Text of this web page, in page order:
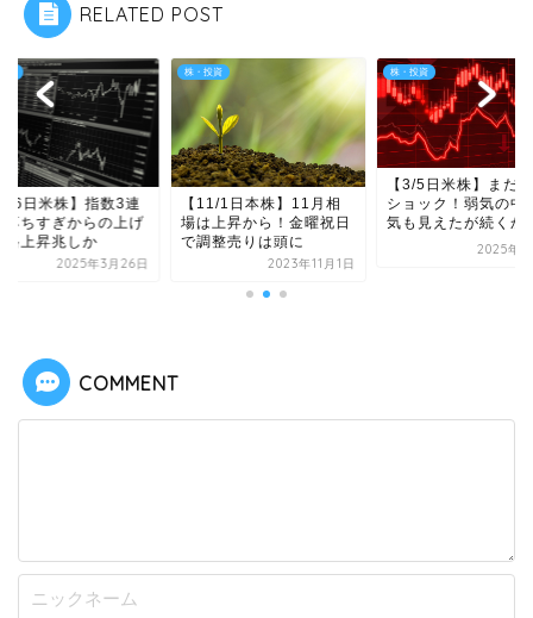
RELATED POST
26日米株】指数3連
落ちすぎからの上げ
格上昇兆しか
2025年3月26日
株・投資
【11/1日本株】11月相
場は上昇から！金曜祝日
で調整売りは頭に
2023年11月1日
株・投資
【3/5日米株】まだ
ショック！弱気の中
気も見えたが続くか
2025年3
COMMENT